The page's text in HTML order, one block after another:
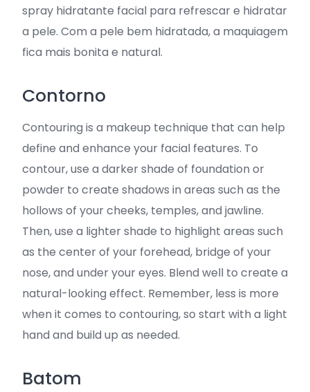
spray hidratante facial para refrescar e hidratar
a pele. Com a pele bem hidratada, a maquiagem
fica mais bonita e natural.
Contorno
Contouring is a makeup technique that can help
define and enhance your facial features. To
contour, use a darker shade of foundation or
powder to create shadows in areas such as the
hollows of your cheeks, temples, and jawline.
Then, use a lighter shade to highlight areas such
as the center of your forehead, bridge of your
nose, and under your eyes. Blend well to create a
natural-looking effect. Remember, less is more
when it comes to contouring, so start with a light
hand and build up as needed.
Batom